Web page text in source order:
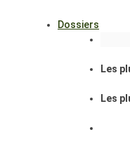
Dossiers
Les
Les